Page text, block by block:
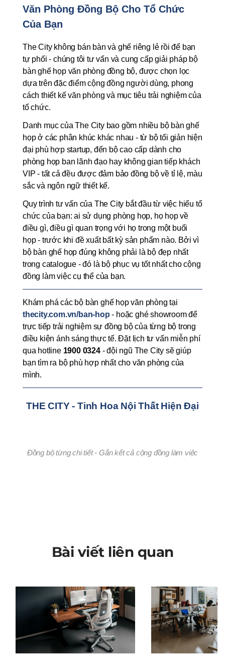
Văn Phòng Đồng Bộ Cho Tổ Chức
Của Bạn
The City không bán bàn và ghế riêng lẻ rồi để bạn
tự phối - chúng tôi tư vấn và cung cấp giải pháp bộ
bàn ghế họp văn phòng đồng bộ, được chọn lọc
dựa trên đặc điểm cộng đồng người dùng, phong
cách thiết kế văn phòng và mục tiêu trải nghiệm của
tổ chức.
Danh mục của The City bao gồm nhiều bộ bàn ghế
họp ở các phân khúc khác nhau - từ bộ tối giản hiện
đại phù hợp startup, đến bộ cao cấp dành cho
phòng họp ban lãnh đạo hay không gian tiếp khách
VIP - tất cả đều được đảm bảo đồng bộ về tỉ lệ, màu
sắc và ngôn ngữ thiết kế.
Quy trình tư vấn của The City bắt đầu từ việc hiểu tổ
chức của bạn: ai sử dụng phòng họp, họ họp về
điều gì, điều gì quan trọng với họ trong một buổi
họp - trước khi đề xuất bất kỳ sản phẩm nào. Bởi vì
bộ bàn ghế họp đúng không phải là bộ đẹp nhất
trong catalogue - đó là bộ phục vụ tốt nhất cho cộng
đồng làm việc cụ thể của bạn.
thecity.com.vn/ban-hop - hoặc ghé showroom để
trực tiếp trải nghiệm sự đồng bộ của từng bộ trong
điều kiện ánh sáng thực tế. Đặt lịch tư vấn miễn phí
qua hotline 1900 0324 - đội ngũ The City sẽ giúp
bạn tìm ra bộ phù hợp nhất cho văn phòng của
mình.
THE CITY - Tinh Hoa Nội Thất Hiện Đại
Đồng bộ từng chi tiết - Gắn kết cả cộng đồng làm việc
Bài viết liên quan